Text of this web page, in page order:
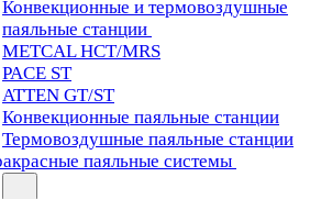
Конвекционные и термовоздушные
паяльные станции
METCAL HCT/MRS
PACE ST
ATTEN GT/ST
Конвекционные паяльные станции
Термовоздушные паяльные станции
паяльные системы